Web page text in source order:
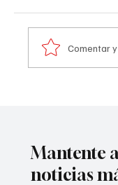
Comentar y
Mantente
noticias